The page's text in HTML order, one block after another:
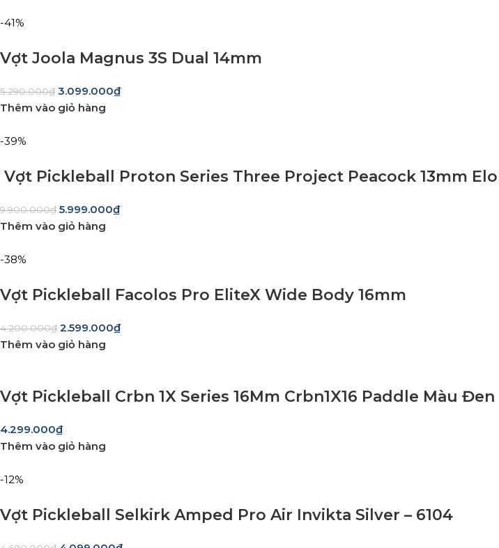
-41%
Vợt Joola Magnus 3S Dual 14mm
5.290.000₫ 3.099.000₫
Thêm vào giỏ hàng
-39%
Vợt Pickleball Proton Series Three Project Peacock 13mm
9.900.000₫ 5.999.000₫
Thêm vào giỏ hàng
-38%
Vợt Pickleball Facolos Pro EliteX Wide Body 16mm
4.200.000₫ 2.599.000₫
Thêm vào giỏ hàng
Vợt Pickleball Crbn 1X Series 16Mm Crbn1X16 Paddle Màu Đen
4.299.000₫
Thêm vào giỏ hàng
-12%
Vợt Pickleball Selkirk Amped Pro Air Invikta Silver – 6104